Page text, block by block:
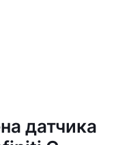
датчика